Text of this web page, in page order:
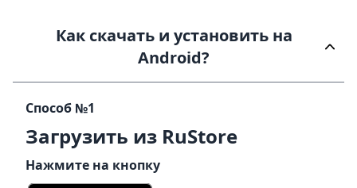
Как скачать и установить на
Android?
Способ №1
Загрузить из RuStore
Нажмите на кнопку